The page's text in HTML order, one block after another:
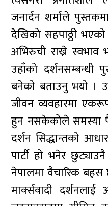
जनार्दन शर्माले
देखिको सहपाठ्ठी
अभिरुची राख्ने
उहाँको
बनेको बताउनु भयो ।
जीवन व्यवहारमा
हुन नसकेकोले समस्या
दर्शन सिद्धान्तको
पार्टी हो भनेर
नेपालमा वैचारिक
मार्क्सवादी